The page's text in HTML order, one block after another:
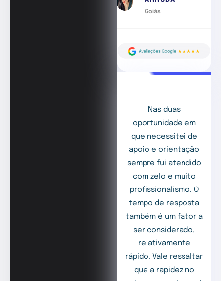
Goiás
Nas duas
oportunidade em
que necessitei de
apoio e orientação
sempre fui atendido
com zelo e muito
profissionalismo. O
tempo de resposta
também é um fator a
ser considerado,
relativamente
rápido. Vale ressaltar
que a rapidez no